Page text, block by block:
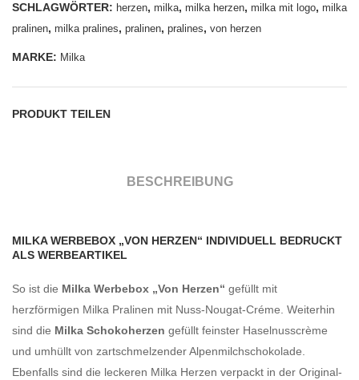
ox,
1er
SCHLAGWÖRTER: herzen, milka, milka herzen, milka mit logo, milka
pralinen, milka pralines, pralinen, pralines, von herzen
MARKE: Milka
PRODUKT TEILEN
BESCHREIBUNG
MILKA WERBEBOX „VON HERZEN“ INDIVIDUELL BEDRUCKT
ALS WERBEARTIKEL
So ist die Milka Werbebox „Von Herzen“ gefüllt mit
herzförmigen Milka Pralinen mit Nuss-Nougat-Créme. Weiterhin
sind die Milka Schokoherzen gefüllt feinster Haselnusscrème
und umhüllt von zartschmelzender Alpenmilchschokolade.
Ebenfalls sind die leckeren Milka Herzen verpackt in der Original-